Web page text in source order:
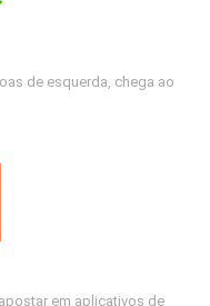
de esquerda, chega ao
em aplicativos de